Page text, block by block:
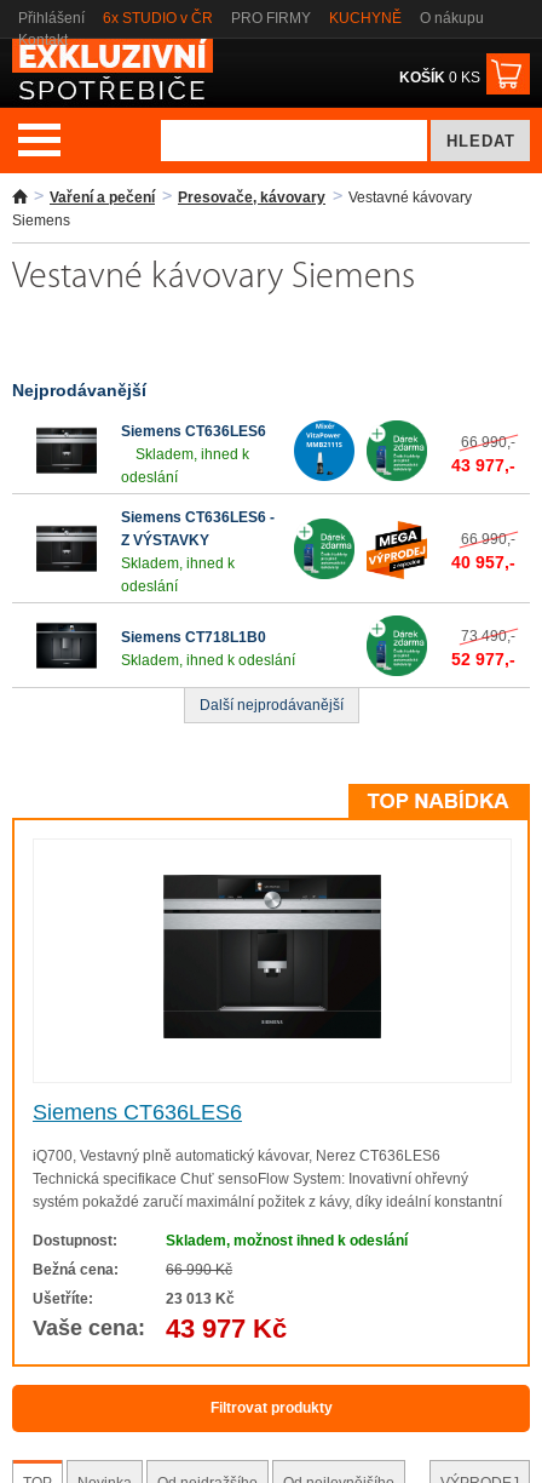
Přihlášení 6x STUDIO v ČR PRO FIRMY KUCHYNĚ
O nákupu
Kontakt
KOŠÍK 0 KS
Vaření a pečení Presovače, kávovary
Vestavné kávovary
Siemens
Vestavné kávovary Siemens
Nejprodávanější
Siemens CT636LES6
Skladem, ihned k
odeslání
66 990,-
43 977,-
Siemens CT636LES6 -
Z VÝSTAVKY
Skladem, ihned k
odeslání
66 990,-
40 957,-
Siemens CT718L1B0
Skladem, ihned k odeslání
73 490,-
52 977,-
Další nejprodávanější
Siemens CT636LES6
iQ700, Vestavný plně automatický kávovar, Nerez CT636LES6
Technická specifikace Chuť sensoFlow System: Inovativní ohřevný
systém pokaždé zaručí maximální požitek z kávy, díky ideální konstantní
latte macchiato pouhým ..
Dostupnost:
Skladem, možnost ihned k odeslání
Bežná cena:
66 990 Kč
Ušetříte:
23 013 Kč
Vaše cena: 43 977 Kč
Filtrovat produkty